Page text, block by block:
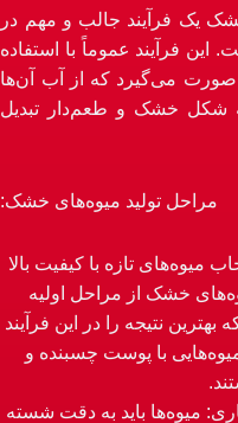
یک فرآیند جالب و مهم در
فرآیند عموماً با استفاده
صورت می‌گیرد که از آب آن‌ها
شکل خشک و طعم‌دار تبدیل
مراحل تولید میوه‌های خشک:
میوه‌های تازه با کیفیت بالا
خشک از مراحل اولیه
نتیجه را در این فرآیند
با پوست چسبنده و
میوه‌ها باید به دقت شسته